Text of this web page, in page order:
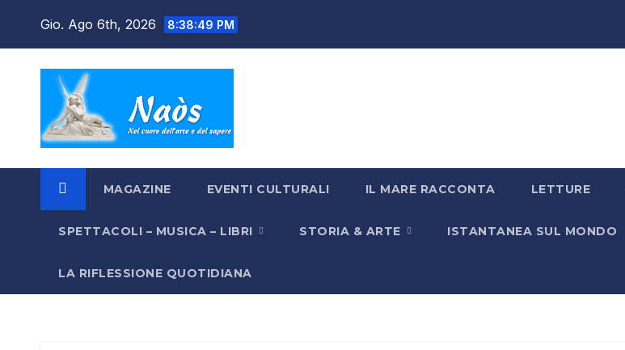
Gio. Ago 6th, 2026 8:38:50 PM
MAGAZINE EVENTI CULTURALI IL MARE RACCONTA LETTURE
SPETTACOLI – MUSICA – LIBRI STORIA & ARTE ISTANTANEA SUL MONDO
LA RIFLESSIONE QUOTIDIANA